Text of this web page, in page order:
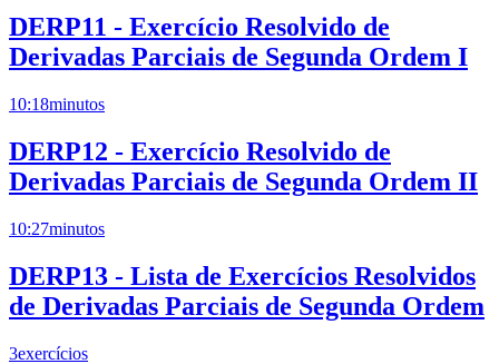
DERP11 - Exercício Resolvido de
Derivadas Parciais de Segunda Ordem I
10:18minutos
DERP12 - Exercício Resolvido de
Derivadas Parciais de Segunda Ordem II
10:27minutos
DERP13 - Lista de Exercícios Resolvidos
de Derivadas Parciais de Segunda Ordem
3exercícios